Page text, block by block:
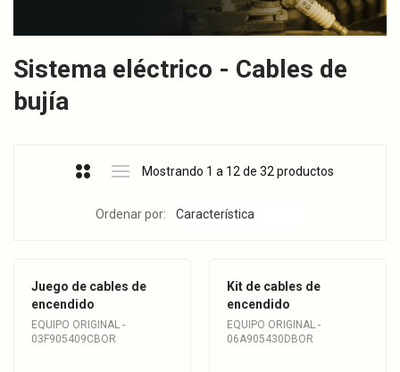
Sistema eléctrico - Cables de
bujía
Mostrando 1 a 12 de 32 productos
Ordenar por:
Juego de cables de
encendido
EQUIPO ORIGINAL -
03F905409CBOR
Kit de cables de
encendido
EQUIPO ORIGINAL -
06A905430DBOR